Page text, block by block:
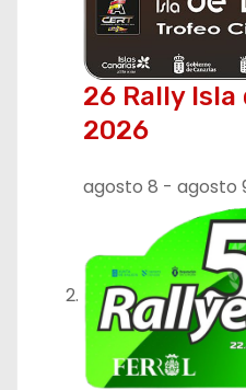
26 Rally Isla
2026
agosto 8 - agosto